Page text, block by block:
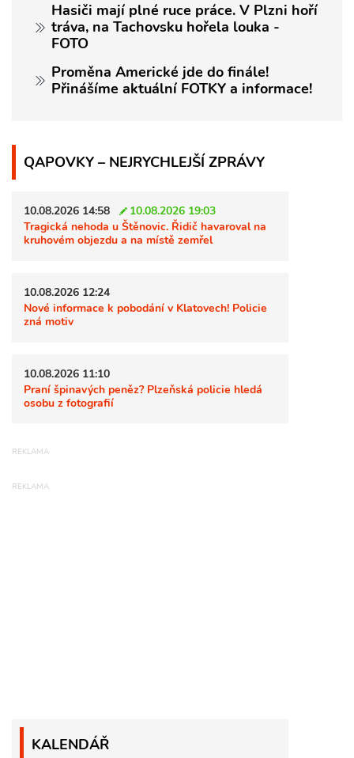
Hasiči mají plné ruce práce. V Plzni hoří
tráva, na Tachovsku hořela louka -
FOTO
Proměna Americké jde do finále!
Přinášíme aktuální FOTKY a informace!
QAPOVKY – NEJRYCHLEJŠÍ ZPRÁVY
10.08.2026 14:58
10.08.2026 19:03
Tragická nehoda u Štěnovic. Řidič havaroval na
kruhovém objezdu a na místě zemřel
10.08.2026 12:24
Nové informace k pobodání v Klatovech! Policie
zná motiv
10.08.2026 11:10
Praní špinavých peněz? Plzeňská policie hledá
osobu z fotografií
KALENDÁŘ